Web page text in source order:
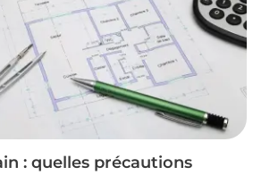
: quelles précautions